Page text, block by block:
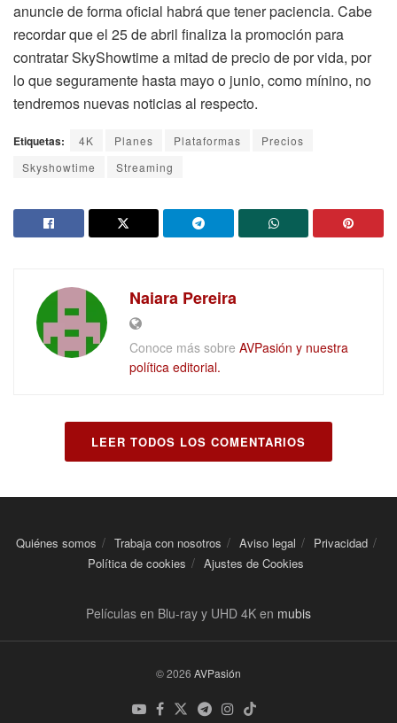
anuncie de forma oficial habrá que tener paciencia. Cabe
recordar que el 25 de abril finaliza la promoción para
contratar SkyShowtime a mitad de precio de por vida, por
lo que seguramente hasta mayo o junio, como mínino, no
tendremos nuevas noticias al respecto.
Etiquetas: 4K Planes Plataformas
Precios
Skyshowtime
Streaming
Naiara Pereira
Conoce más sobre AVPasión y nuestra
política editorial.
LEER TODOS LOS COMENTARIOS
Quiénes somos Trabaja con nosotros Aviso legal
Privacidad
Política de cookies
Ajustes de Cookies
Películas en Blu-ray y UHD 4K en mubis
© 2026 AVPasión